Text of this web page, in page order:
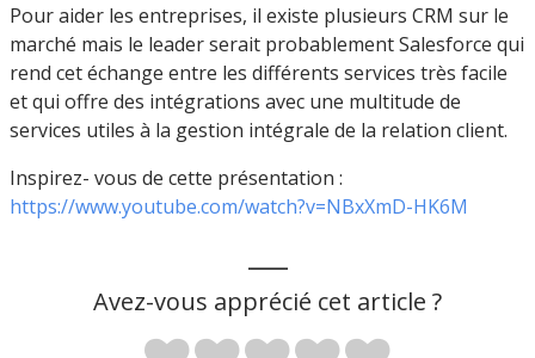
Pour aider les entreprises, il existe plusieurs CRM sur le
marché mais le leader serait probablement Salesforce qui
rend cet échange entre les différents services très facile
et qui offre des intégrations avec une multitude de
services utiles à la gestion intégrale de la relation client.
Inspirez- vous de cette présentation :
https://www.youtube.com/watch?v=NBxXmD-HK6M
Avez-vous apprécié cet article ?